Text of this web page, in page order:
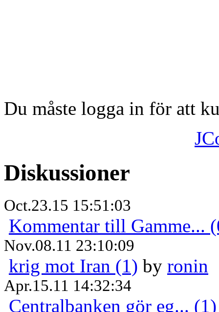
Du måste logga in för att
Diskussioner
Oct.23.15 15:51:03
Kommentar till Gamme...
Nov.08.11 23:10:09
krig mot Iran (1) by ronin
Apr.15.11 14:32:34
Centralbanken gör eg... (1)